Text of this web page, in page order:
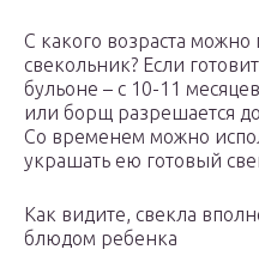
С какого возраста
свекольник? Если
бульоне – с 10-11
или борщ разрешается
Со временем можно
украшать ею готовый
Как видите, свекла
блюдом ребенка